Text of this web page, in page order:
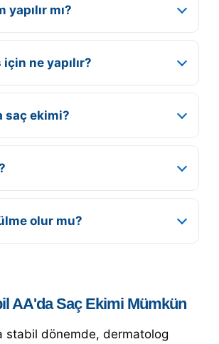
mı?
ne yapılır?
saç ekimi?
olur mu?
AA'da Saç Ekimi Mümkün
stabil dönemde, dermatolog